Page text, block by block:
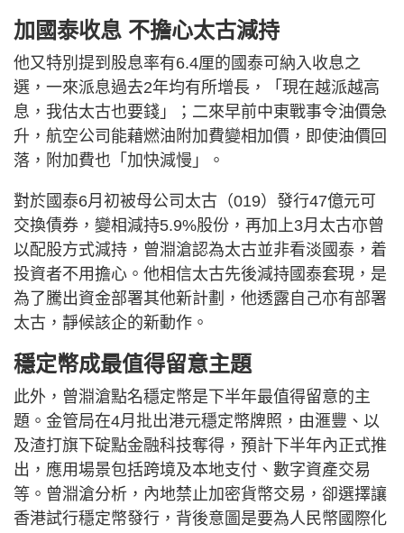
加國泰收息 不擔心太古減持
他又特別提到股息率有6.4厘的國泰可納入收息之
選，一來派息過去2年均有所增長，「現在越派越高
息，我估太古也要錢」；二來早前中東戰事令油價急
升，航空公司能藉燃油附加費變相加價，即使油價回
落，附加費也「加快減慢」。
對於國泰6月初被母公司太古（019）發行47億元可
交換債券，變相減持5.9%股份，再加上3月太古亦曾
以配股方式減持，曾淵滄認為太古並非看淡國泰，着
投資者不用擔心。他相信太古先後減持國泰套現，是
為了騰出資金部署其他新計劃，他透露自己亦有部署
太古，靜候該企的新動作。
穩定幣成最值得留意主題
此外，曾淵滄點名穩定幣是下半年最值得留意的主
題。金管局在4月批出港元穩定幣牌照，由滙豐、以
及渣打旗下碇點金融科技奪得，預計下半年內正式推
出，應用場景包括跨境及本地支付、數字資產交易
等。曾淵滄分析，內地禁止加密貨幣交易，卻選擇讓
香港試行穩定幣發行，背後意圖是要為人民幣國際化